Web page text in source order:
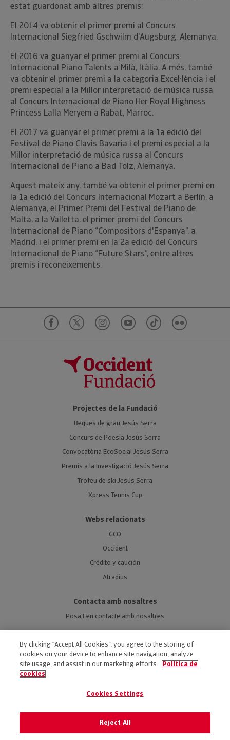
estat guardonat amb altres premis:
El 2014 va obtenir el primer premi al Concurs
Internacional Siegfried Gschwilm d'Augsburg, Alemanya.
El 2016 va guanyar el primer premi al Concurs
Internacional Piano Talents a Milà, Itàlia. A més, també
va obtenir el primer premi a la categoria Excel·lència i el
premi especial a la Millor interpretació de música russa
al Concurs Internacional de Piano Her Royal Highness
Princess Lalla Meryem a Rabat, Marroc.
El 2017 va guanyar el primer premi a la 1a edició del
Festival de Piano Clavis Bavaria i el premi especial a la
Millor interpretació de música russa al Concurs
Internacional de Piano a Bad Tölz, Alemanya.
Aquest mateix any, també va obtenir el primer premi en
la 1a edició del Concurs Internacional Mozart a Berlín, a
Alemanya, el Primer Premi del Festival de Piano de
Malta, a la Valletta, el primer premi del Concurs
Internacional de Piano “Compositors d'Espanya”, a
Madrid, i el primer premi en la 2a edició del Concurs
Internacional de Piano “Future Stars”, entre altres
premis i reconeixements.
Projectes de la Fundació
Beques de grau Jesús Serra
Concurs de Poesia Jesús Serra
Convocatòria EcoSocial Jesús Serra
Premis a la Investigació Jesús Serra
Trofeu de ski Jesús Serra
Xpress Tennis Cup
Webs relacionats
GCO
Occident
Crédito y caución
Atradius
Contacta amb nosaltres
Posa't en contacte amb nosaltres
POLÍTICA DE COOKIES
PREFERÈNCIA DE COOKIES
By clicking “Accept All Cookies”, you agree to the storing of
cookies on your device to enhance site navigation, analyze
site usage, and assist in our marketing efforts.
Política de
cookies
Cookies Settings
Reject All